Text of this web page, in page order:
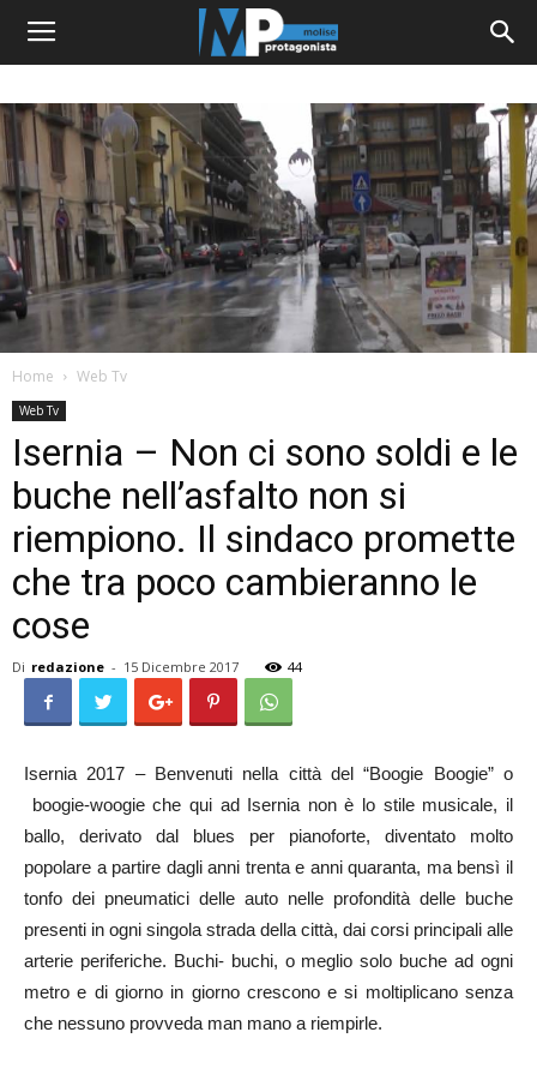
Home Web Tv
Web Tv
Isernia – Non ci sono soldi e le
buche nell’asfalto non si
riempiono. Il sindaco promette
che tra poco cambieranno le
cose
Di redazione - 15 Dicembre 2017 44
Isernia 2017 – Benvenuti nella città del “Boogie Boogie” o
boogie-woogie che qui ad Isernia non è lo stile musicale, il
ballo, derivato dal blues per pianoforte, diventato molto
popolare a partire dagli anni trenta e anni quaranta, ma bensì il
tonfo dei pneumatici delle auto nelle profondità delle buche
presenti in ogni singola strada della città, dai corsi principali alle
arterie periferiche. Buchi- buchi, o meglio solo buche ad ogni
metro e di giorno in giorno crescono e si moltiplicano senza
che nessuno provveda man mano a riempirle.